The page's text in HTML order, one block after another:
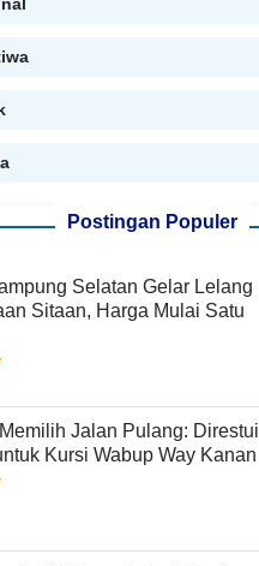
Postingan Populer
Selatan Gelar Lelang
Sitaan, Harga Mulai Satu
Jalan Pulang: Direstui
Kursi Wabup Way Kanan